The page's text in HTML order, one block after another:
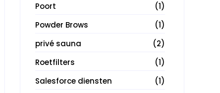
Poort
(1)
Powder Brows
(1)
privé sauna
(2)
Roetfilters
(1)
Salesforce diensten
(1)